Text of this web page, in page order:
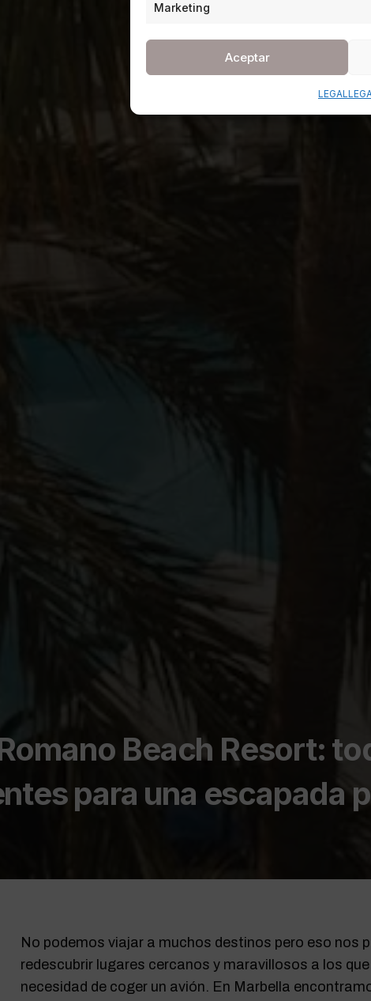
Marketing
Aceptar
LEGAL
Beach Resort:
para una escapada
No podemos viajar a muchos destinos pero eso nos
redescubrir lugares cercanos y maravillosos a los
necesidad de coger un avión. En Marbella